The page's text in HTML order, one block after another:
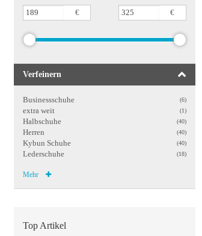
€ €
Verfeinern
(6)
Businessschuhe
(1)
extra weit
(40)
Halbschuhe
(40)
Herren
(40)
Kybun Schuhe
(18)
Lederschuhe
Mehr
Top Artikel